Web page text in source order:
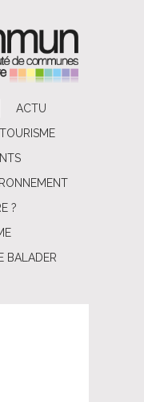
ACTU
TOURISME
?
BALADER